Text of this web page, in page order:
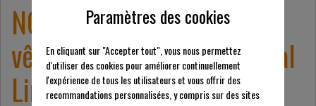
NOUVEAU : Collection de
vêtements AS-Motor Casual
Line
Paramètres des cookies
En cliquant sur "Accepter tout", vous nous permettez
d'utiliser des cookies pour améliorer continuellement
l'expérience de tous les utilisateurs et vous offrir des
recommandations personnalisées, y compris sur des sites